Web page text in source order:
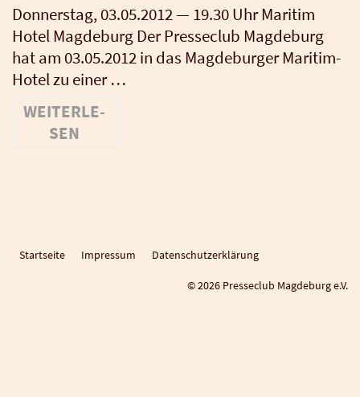
Don­ners­tag, 03.05.2012 — 19.30 Uhr Mari­tim
Hotel Mag­de­burg Der Pres­se­club Mag­de­burg
hat am 03.05.2012 in das Mag­de­bur­ger Mari­­tim-
Hotel zu einer …
WEI­TER­LE­
SEN
Startseite Impressum Datenschutzerklärung
© 2026 Presseclub Magdeburg e.V.